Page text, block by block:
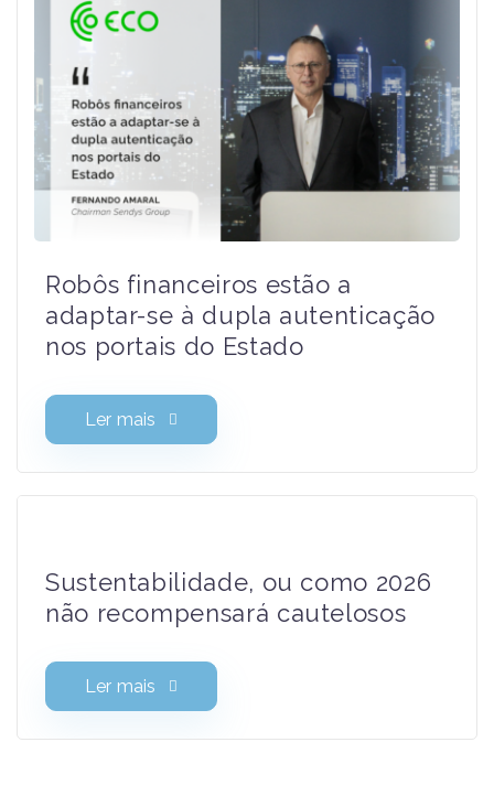
Robôs financeiros estão a
adaptar-se à dupla autenticação
nos portais do Estado
Ler mais
Sustentabilidade, ou como 2026
não recompensará cautelosos
Ler mais